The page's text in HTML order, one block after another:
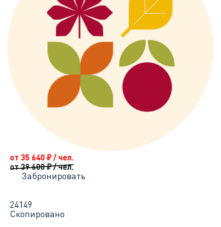
от 35 640 ₽/ чел.
от 39 600₽/ чел.
Забронировать
24149
Скопировано